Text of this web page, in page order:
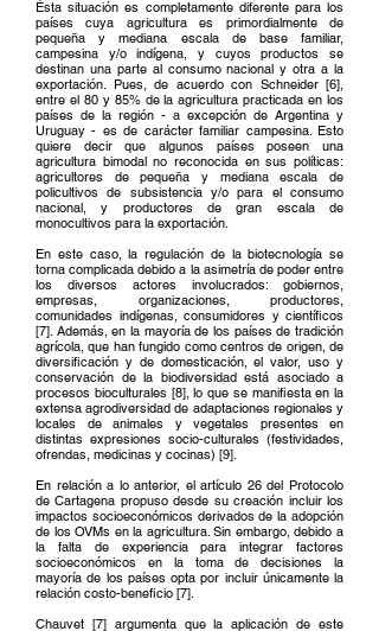
Ésta situación es completamente diferente para los
países cuya agricultura es primordialmente de
pequeña y mediana escala de base familiar,
campesina y/o indígena, y cuyos productos se
destinan una parte al consumo nacional y otra a la
exportación. Pues, de acuerdo con Schneider [6],
entre el 80 y 85% de la agricultura practicada en los
países de la región - a excepción de Argentina y
Uruguay - es de carácter familiar campesina. Esto
quiere decir que algunos países poseen una
agricultura bimodal no reconocida en sus políticas:
agricultores de pequeña y mediana escala de
policultivos de subsistencia y/o para el consumo
nacional, y productores de gran escala de
monocultivos para la exportación.
En este caso, la regulación de la biotecnología se
torna complicada debido a la asimetría de poder entre
los diversos actores involucrados: gobiernos,
empresas, organizaciones, productores,
comunidades indígenas, consumidores y científicos
[7]. Además, en la mayoría de los países de tradición
agrícola, que han fungido como centros de origen, de
diversificación y de domesticación, el valor, uso y
conservación de la biodiversidad está asociado a
procesos bioculturales [8], lo que se manifiesta en la
extensa agrodiversidad de adaptaciones regionales y
locales de animales y vegetales presentes en
distintas expresiones socio-culturales (festividades,
ofrendas, medicinas y cocinas) [9].
En relación a lo anterior, el artículo 26 del Protocolo
de Cartagena propuso desde su creación incluir los
impactos socioeconómicos derivados de la adopción
de los OVMs en la agricultura. Sin embargo, debido a
la falta de experiencia para integrar factores
socioeconómicos en la toma de decisiones la
mayoría de los países opta por incluir únicamente la
relación costo-beneficio [7].
Chauvet [7] argumenta que la aplicación de este